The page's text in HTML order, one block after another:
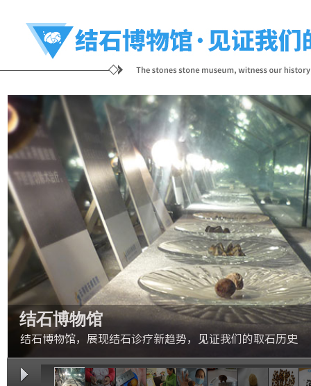
结石博物馆
结石博物馆，展现结石诊疗新趋势，见证我们的取石历史
1/11